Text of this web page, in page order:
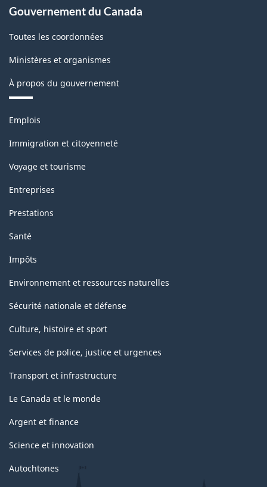
Gouvernement du Canada
Toutes les coordonnées
Ministères et organismes
À propos du gouvernement
Thèmes
sujets
Emplois
Immigration et citoyenneté
Voyage et tourisme
Entreprises
Prestations
Santé
Impôts
Environnement et ressources naturelles
Sécurité nationale et défense
Culture, histoire et sport
Services de police, justice et urgences
Transport et infrastructure
Le Canada et le monde
Argent et finance
Science et innovation
Autochtones